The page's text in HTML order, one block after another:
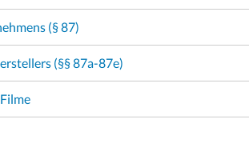
(§ 87)
(§§ 87a-87e)